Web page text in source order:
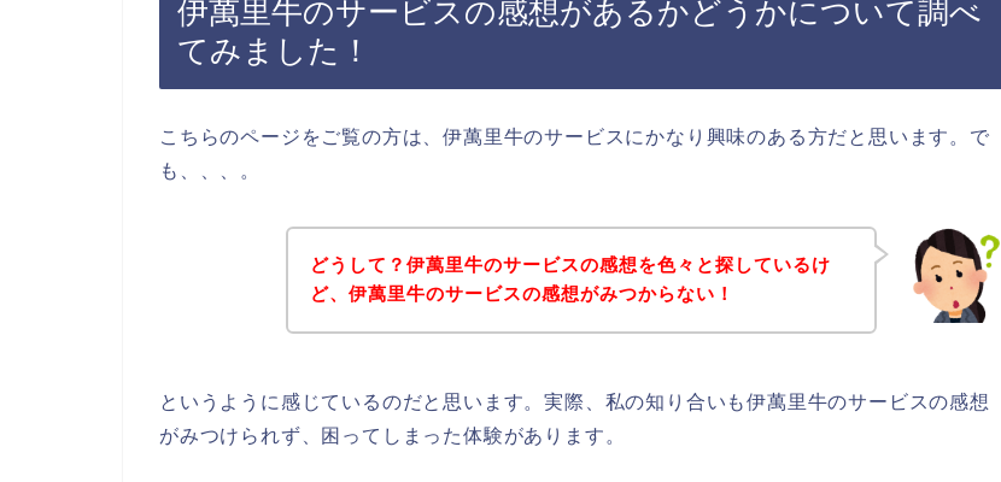
伊萬里牛のサービスの感想があるかどうかについて調べ
てみました！
こちらのページをご覧の方は、伊萬里牛のサービスにかなり興味のある方だと思います。で
も、、、。
どうして？伊萬里牛のサービスの感想を色々と探しているけ
ど、伊萬里牛のサービスの感想がみつからない！
というように感じているのだと思います。実際、私の知り合いも伊萬里牛のサービスの感想
がみつけられず、困ってしまった体験があります。